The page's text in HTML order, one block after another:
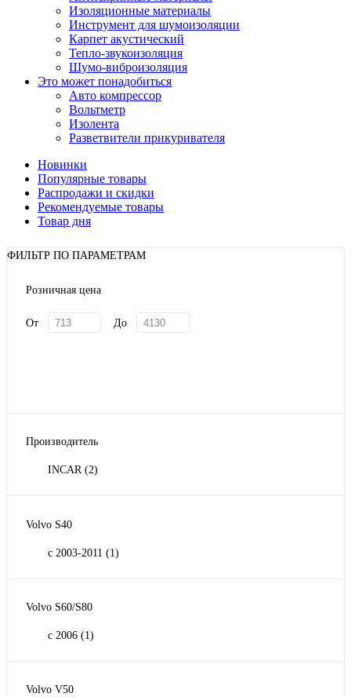
Изоляционные материалы
Инструмент для шумоизоляции
Карпет акустический
Тепло-звукоизоляция
Шумо-виброизоляция
Это может понадобиться
Авто компрессор
Вольтметр
Изолента
Разветвители прикуривателя
Новинки
Популярные товары
Распродажи и скидки
Рекомендуемые товары
Товар дня
ФИЛЬТР ПО ПАРАМЕТРАМ
Розничная цена
От До
Производитель
INCAR (2)
Volvo S40
с 2003-2011 (1)
Volvo S60/S80
с 2006 (1)
Volvo V50